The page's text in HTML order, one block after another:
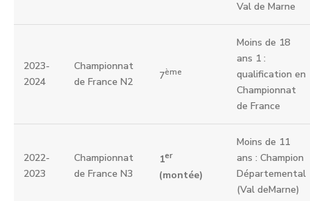
Val de Marne
2023-
2024
Championnat
de France N2
7ème
Moins de 18
ans 1 :
qualification en
Championnat
de France
2022-
2023
Championnat
de France N3
1er
(montée)
Moins de 11
ans : Champion
Départemental
(Val deMarne)